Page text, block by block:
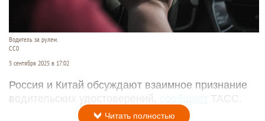
Водитель за рулем.
СС0
5 сентября 2025 в 17:02
Россия и Китай обсуждают взаимное признание
водительских удостоверений,
сообщает ТАСС.
Читать полностью